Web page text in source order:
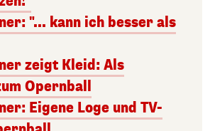
"... kann ich besser als
zeigt Kleid: Als
Opernball
Eigene Loge und TV-